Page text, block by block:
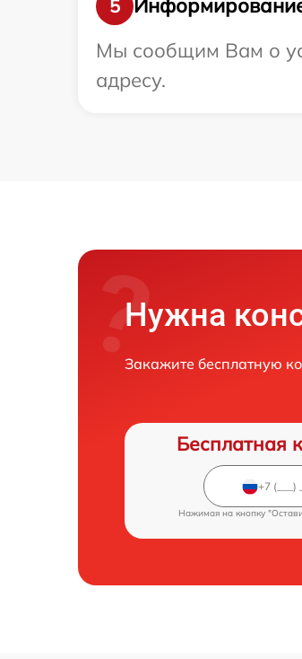
5
Мы сообщим Вам о
адресу.
Нужна
Закажите бесплатную
Бесплатная
Нажимая на кнопку